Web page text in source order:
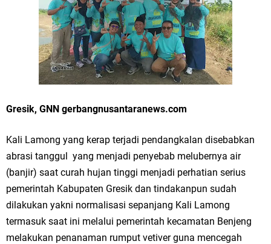
Tumpeng Nasi Krawu Pecahkan Rekor MURI, KWGe Angkat Kuliner
Gresik ke Panggung Dunia
FOZ Jatim, BAZNAS, dan Kemenag Salurkan 22.456 Bingkisan Lebaran
Yatim Serentak di Berbagai Daerah di Jawa Timur
Komitmen Pelayanan Publik dan Kepedulian Sosial
Optik Merlin Donasikan Rp10,36 Juta, Perkuat Keberlanjutan Program
JKNN
Ruwatan Malam Satu Suro di Dusun Kedungsekar Lor, Tradisi Luhur
Gresik, GNN gerbangnusantaranews.com
Kali Lamong yang kerap terjadi pendangkalan disebabkan
abrasi tanggul yang menjadi penyebab melubernya air
(banjir) saat curah hujan tinggi menjadi perhatian serius
pemerintah Kabupaten Gresik dan tindakanpun sudah
dilakukan yakni normalisasi sepanjang Kali Lamong
termasuk saat ini melalui pemerintah kecamatan Benjeng
melakukan penanaman rumput vetiver guna mencegah